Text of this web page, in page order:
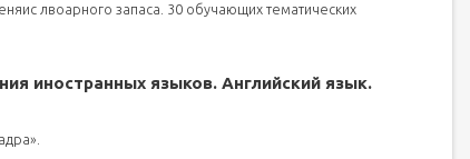
лвоарного запаса. 30 обучающих тематических
иностранных языков. Английский язык.